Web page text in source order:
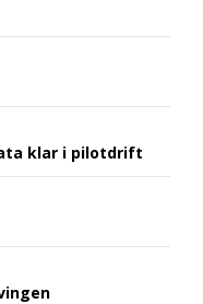
klar i pilotdrift